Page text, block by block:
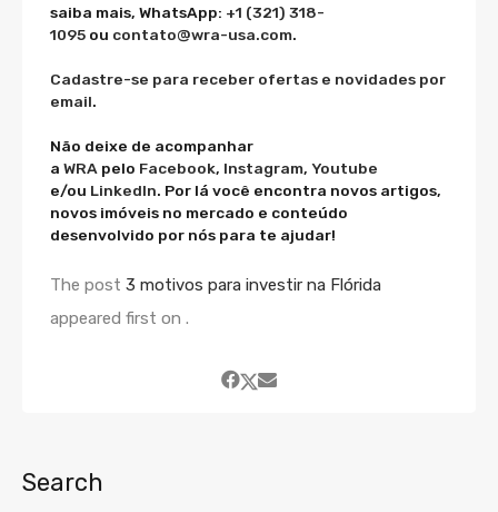
saiba mais, WhatsApp: +1 (321) 318-
1095 ou contato@wra-usa.com.
Cadastre-se para receber ofertas e novidades por
email.
Não deixe de acompanhar
a WRA pelo Facebook, Instagram, Youtube
e/ou LinkedIn. Por lá você encontra novos artigos,
novos imóveis no mercado e conteúdo
desenvolvido por nós para te ajudar!
The post 3 motivos para investir na Flórida
appeared first on .
Search